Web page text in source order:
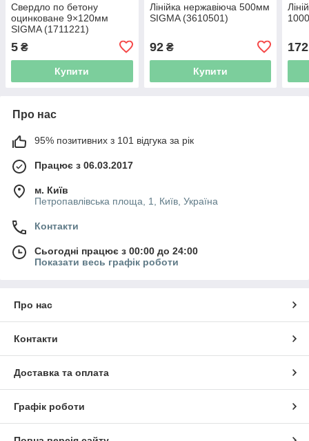
Свердло по бетону
оцинковане 9×120мм
SIGMA (1711221)
5 ₴
Купити
Лінійка нержавіюча 500мм
SIGMA (3610501)
92₴
Купити
172
Про нас
95% позитивних з 101 відгука за рік
Працює з 06.03.2017
м. Київ
Петропавлівська площа, 1, Київ, Україна
Контакти
Сьогодні працює з 00:00 до 24:00
Показати весь графік роботи
Про нас
Контакти
Доставка та оплата
Графік роботи